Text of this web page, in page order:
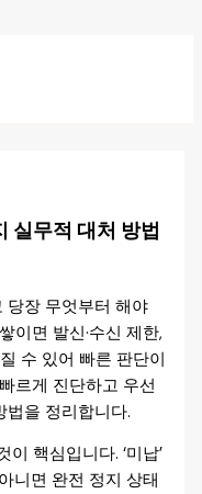
실무적 대처 방법
당장 무엇부터 해야
이면 발신·수신 제한,
수 있어 빠른 판단이
르게 진단하고 우선
법을 정리합니다.
핵심입니다. ‘미납’
니면 완전 정지 상태